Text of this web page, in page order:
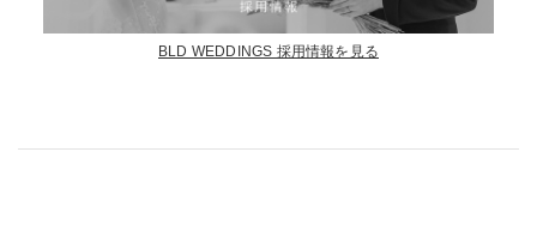
BLD WEDDINGS 採用情報を見る